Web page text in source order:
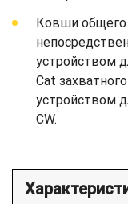
Ковши общего
устройством
Cat
устройством
CW.